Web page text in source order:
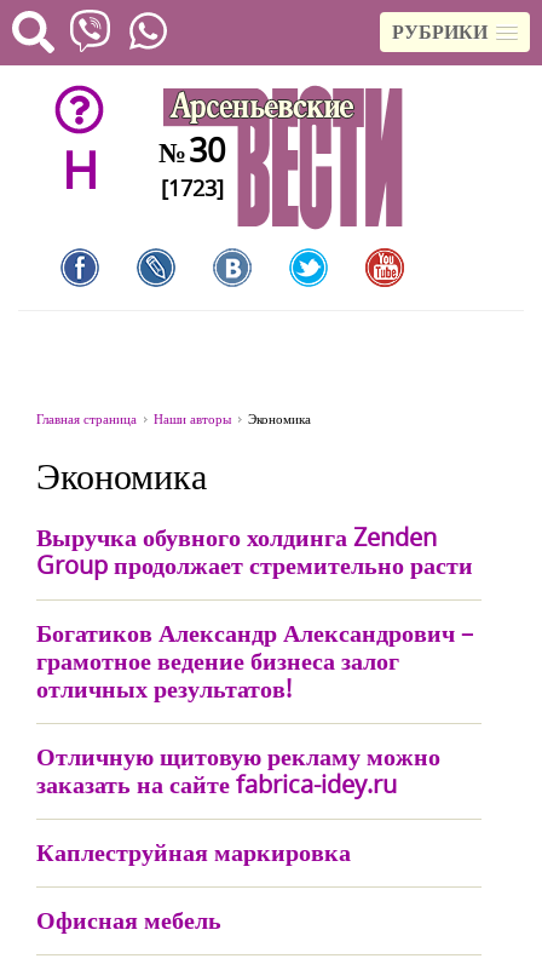
РУБРИКИ
H №30
[1723]
Главная страница Наши авторы Экономика
Экономика
Выручка обувного холдинга Zenden
Group продолжает стремительно расти
Богатиков Александр Александрович –
грамотное ведение бизнеса залог
отличных результатов!
Отличную щитовую рекламу можно
заказать на сайте fabrica-idey.ru
Каплеструйная маркировка
Офисная мебель